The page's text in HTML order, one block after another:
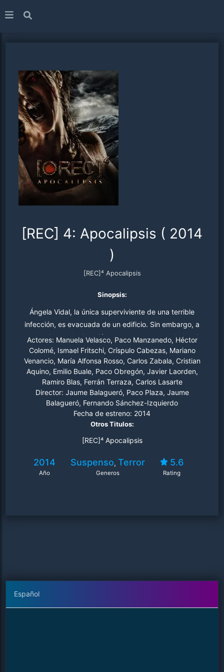
[REC] 4: Apocalipsis ( 2014
)
[REC]⁴ Apocalipsis
Sinopsis:
Ángela Vidal, la única superviviente de una terrible
infección, es evacuada de un edificio. Sin embargo, a
pesar de que la situación parece estar controlada, el
caos vuelve a desatarse y la semilla del mal renace
adoptando nuevas y terribles formas.
Actores: Manuela Velasco, Paco Manzanedo, Héctor
Colomé, Ismael Fritschi, Críspulo Cabezas, Mariano
Venancio, María Alfonsa Rosso, Carlos Zabala, Cristian
Aquino, Emilio Buale, Paco Obregón, Javier Laorden,
Ramiro Blas, Ferrán Terraza, Carlos Lasarte
Director: Jaume Balagueró, Paco Plaza, Jaume
Balagueró, Fernando Sánchez-Izquierdo
Fecha de estreno: 2014
Otros Titulos:
[REC]⁴ Apocalipsis
2014
Año
Suspenso, Terror
Generos
5.6
Rating
Español